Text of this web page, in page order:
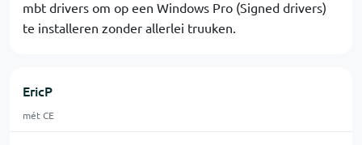
mbt drivers om op een Windows Pro (Signed drivers)
te installeren zonder allerlei truuken.
EricP
mét CE